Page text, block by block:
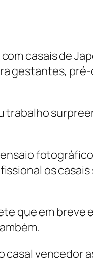
casais de
gestantes,
trabalho
os
que em breve
casal vencedor